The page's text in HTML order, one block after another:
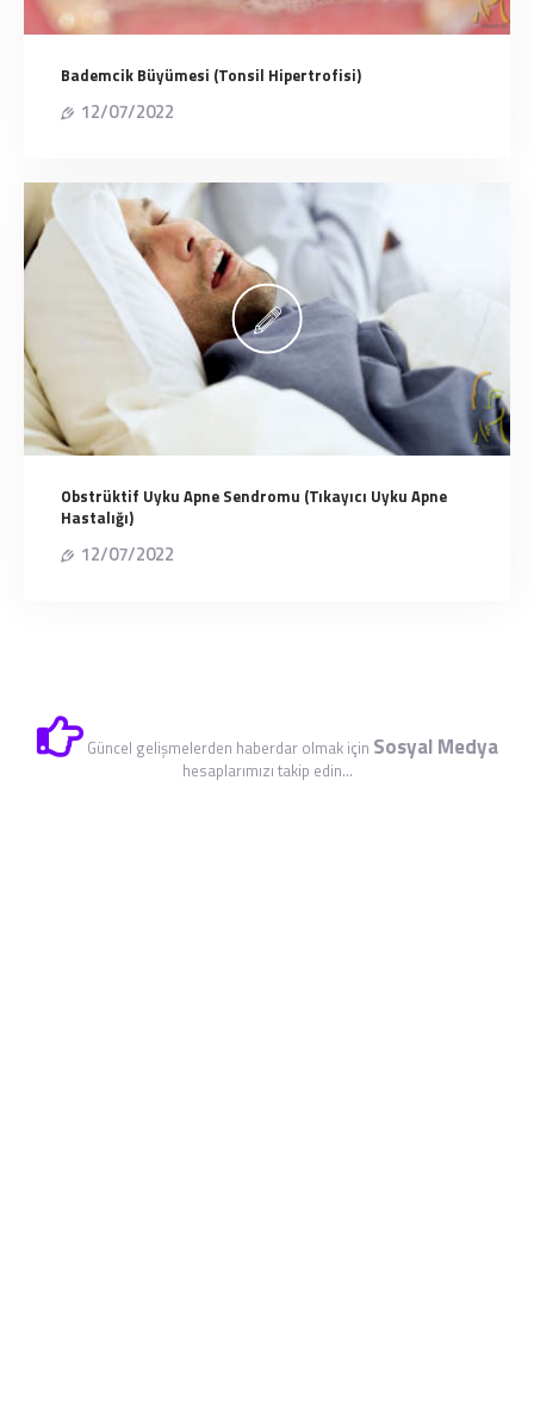
Bademcik Büyümesi (Tonsil Hipertrofisi)
12/07/2022
Obstrüktif Uyku Apne Sendromu (Tıkayıcı Uyku Apne
Hastalığı)
12/07/2022
Güncel gelişmelerden haberdar olmak için Sosyal Medya
hesaplarımızı takip edin...